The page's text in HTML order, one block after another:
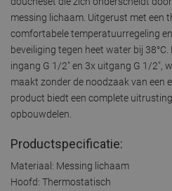
messing lichaam. Uitgerust met een
comfortabele temperatuurregeling
beveiliging tegen heet water bij
ingang G 1/2" en 3x uitgang G 1/2",
maakt zonder de noodzaak van een
product biedt een complete
opbouwdelen.
Productspecificatie:
Materiaal: Messing lichaam
Hoofd: Thermostatisch